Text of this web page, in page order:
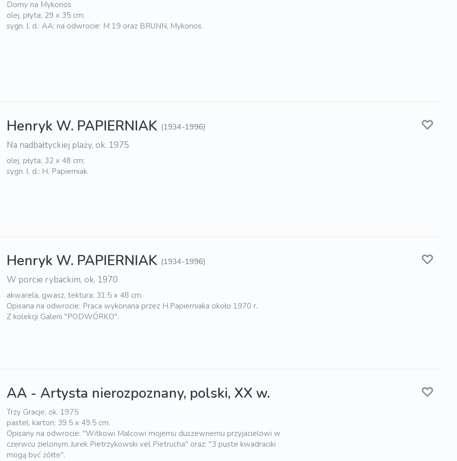
Domy na Mykonos
olej, płyta; 29 x 35 cm;
sygn. l. d.: AA; na odwrocie: M 19 oraz BRUNN, Mykonos.
Henryk W. PAPIERNIAK (1934-1996)
Na nadbałtyckiej plaży, ok. 1975
olej, płyta; 32 x 48 cm;
sygn. l. d.: H. Papierniak.
Henryk W. PAPIERNIAK (1934-1996)
W porcie rybackim, ok. 1970
akwarela, gwasz, tektura; 31.5 x 48 cm.
Opisana na odwrocie: Praca wykonana przez H.Papierniaka około 1970 r.
Z kolekcji Galerii "PODWÓRKO".
AA - Artysta nierozpoznany, polski, XX w.
Trzy Gracje, ok. 1975
pastel, karton; 39.5 x 49.5 cm.
Opisany na odwrocie: "Witkowi Malcowi mojemu duszewnemu przyjacielowi w
czerwcu zielonym Jurek Pietrzykowski vel Pietrucha" oraz: "3 puste kwadraciki
mogą być żółte".